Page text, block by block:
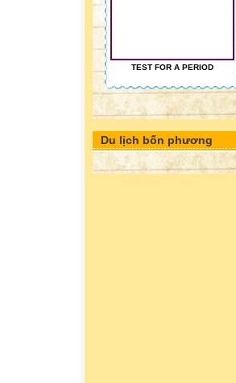
TEST FOR A PERIOD
Du lịch bốn phương